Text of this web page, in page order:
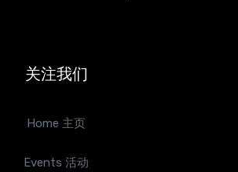
关注我们
Home 主页
Events 活动